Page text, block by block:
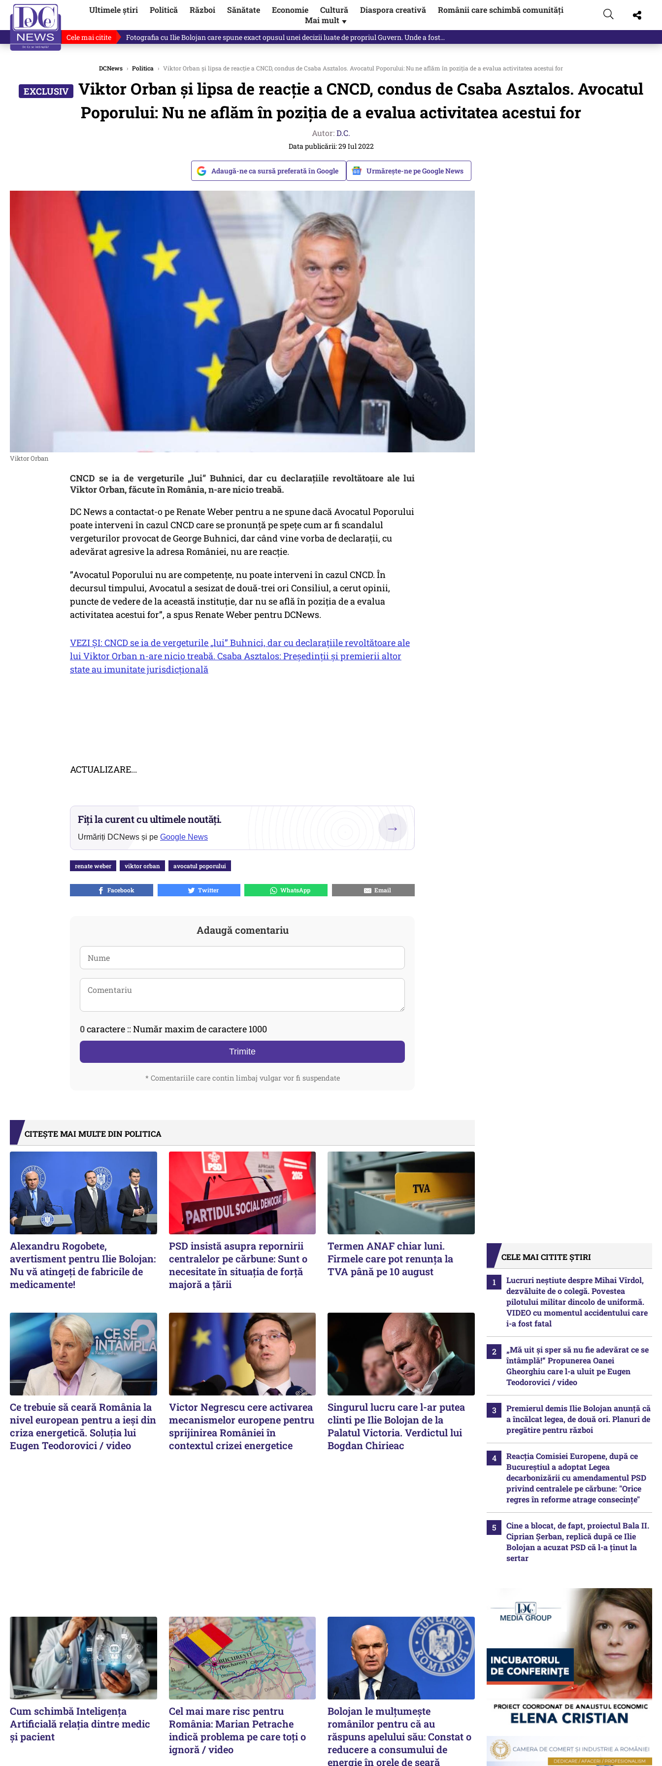
Ultimele știri Politică Război Sănătate Economie Cultură Diaspora creativă
Românii care schimbă comunități
Mai mult ▼
Cele mai citite Lucruri neștiute despre Mihai Vîrdol, dezvăluite de o colegă. Povestea pilotului militar dincolo de…
DCNews › Politica › Viktor Orban și lipsa de reacție a CNCD, condus de Csaba Asztalos. Avocatul Poporului: Nu ne aflăm în poziția de a evalua activitatea acestui for
Viktor Orban și lipsa de reacție a CNCD, condus de Csaba Asztalos. Avocatul
Poporului: Nu ne aflăm în poziția de a evalua activitatea acestui for
Autor:D.C.
Data publicării: 29 Iul 2022
Adaugă-ne ca sursă preferată în Google Urmărește-ne pe Google News
Viktor Orban
CNCD se ia de vergeturile „lui” Buhnici, dar cu declarațiile revoltătoare ale lui
Viktor Orban, făcute în România, n-are nicio treabă.
DC News a contactat-o pe Renate Weber pentru a ne spune dacă Avocatul Poporului
poate interveni în cazul CNCD care se pronunță pe spețe cum ar fi scandalul
vergeturilor provocat de George Buhnici, dar când vine vorba de declarații, cu
adevărat agresive la adresa României, nu are reacție.
”Avocatul Poporului nu are competențe, nu poate interveni în cazul CNCD. În
decursul timpului, Avocatul a sesizat de două-trei ori Consiliul, a cerut opinii,
puncte de vedere de la această instituție, dar nu se află în poziția de a evalua
activitatea acestui for”, a spus Renate Weber pentru DCNews.
VEZI ȘI: CNCD se ia de vergeturile „lui” Buhnici, dar cu declarațiile revoltătoare ale
lui Viktor Orban n-are nicio treabă. Csaba Asztalos: Președinții și premierii altor
state au imunitate jurisdicțională
ACTUALIZARE...
Fiți la curent cu ultimele noutăți.
Urmăriți DCNews și pe Google News
→
renate weber viktor orban avocatul poporului
Facebook Twitter WhatsApp Email
Adaugă comentariu
0caractere :: Număr maxim de caractere 1000
Trimite
* Comentariile care contin limbaj vulgar vor fi suspendate
CITEȘTE MAI MULTE DIN POLITICA
Alexandru Rogobete,
avertisment pentru Ilie Bolojan:
Nu vă atingeți de fabricile de
medicamente!
PSD insistă asupra repornirii
centralelor pe cărbune: Sunt o
necesitate în situația de forță
majoră a țării
Termen ANAF chiar luni.
Firmele care pot renunța la
TVA până pe 10 august
Ce trebuie să ceară România la
nivel european pentru a ieși din
criza energetică. Soluția lui
Eugen Teodorovici / video
Victor Negrescu cere activarea
mecanismelor europene pentru
sprijinirea României în
contextul crizei energetice
Singurul lucru care l-ar putea
clinti pe Ilie Bolojan de la
Palatul Victoria. Verdictul lui
Bogdan Chirieac
Cum schimbă Inteligența
Artificială relația dintre medic
și pacient
Cel mai mare risc pentru
România: Marian Petrache
indică problema pe care toți o
ignoră / video
Bolojan le mulțumește
românilor pentru că au
răspuns apelului său: Constat o
reducere a consumului de
energie în orele de seară
CELE MAI CITITE ȘTIRI
Lucruri neștiute despre Mihai Vîrdol,
dezvăluite de o colegă. Povestea
pilotului militar dincolo de uniformă.
VIDEO cu momentul accidentului care
i-a fost fatal
„Mă uit și sper să nu fie adevărat ce se
întâmplă!“ Propunerea Oanei
Gheorghiu care l-a uluit pe Eugen
Teodorovici / video
Premierul demis Ilie Bolojan anunță că
a încălcat legea, de două ori. Planuri de
pregătire pentru război
Reacția Comisiei Europene, după ce
Bucureștiul a adoptat Legea
decarbonizării cu amendamentul PSD
privind centralele pe cărbune: "Orice
regres în reforme atrage consecințe"
Cine a blocat, de fapt, proiectul Bala II.
Ciprian Șerban, replică după ce Ilie
Bolojan a acuzat PSD că l-a ținut la
sertar